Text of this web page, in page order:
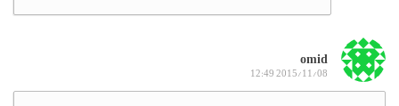
omid
2015/11/08 12:49